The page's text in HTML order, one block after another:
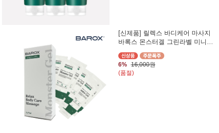
[신제품] 릴렉스 바디케어 마사지
바록스 몬스터겔 그린라벨 미니팩
3g (7ea)
6% 16,000원
(품절)